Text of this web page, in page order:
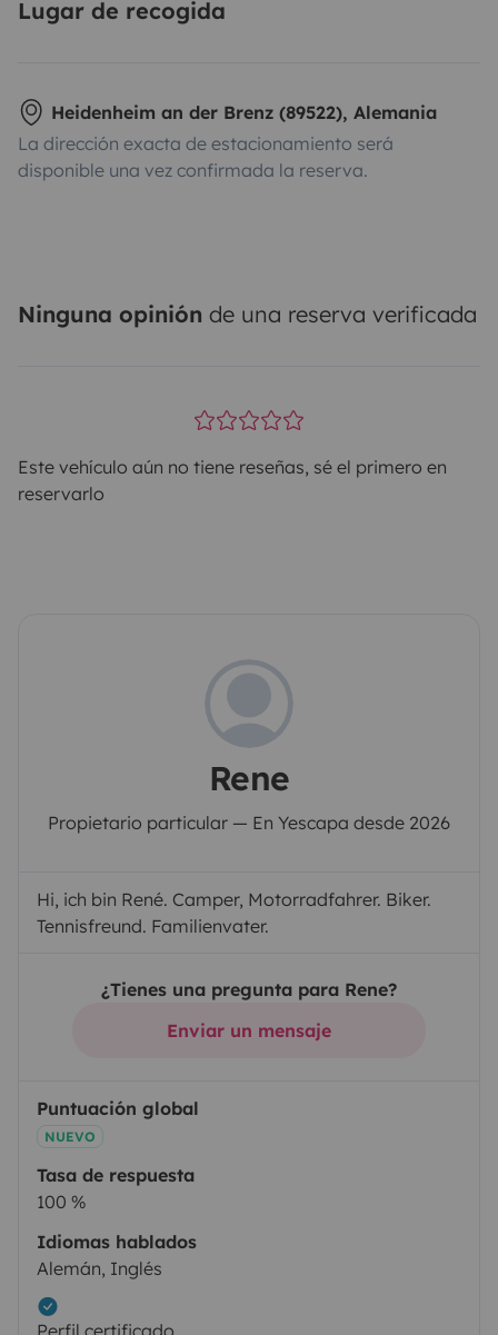
Lugar de recogida
Heidenheim an der Brenz (89522), Alemania
La dirección exacta de estacionamiento será
disponible una vez confirmada la reserva.
Ninguna opinión de una reserva verificada
Este vehículo aún no tiene reseñas, sé el primero en
reservarlo
Rene
Propietario particular — En Yescapa desde 2026
Hi, ich bin René. Camper, Motorradfahrer. Biker.
Tennisfreund. Familienvater.
¿Tienes una pregunta para Rene?
Enviar un mensaje
Puntuación global
NUEVO
Tasa de respuesta
100 %
Idiomas hablados
Alemán, Inglés
Perfil certificado